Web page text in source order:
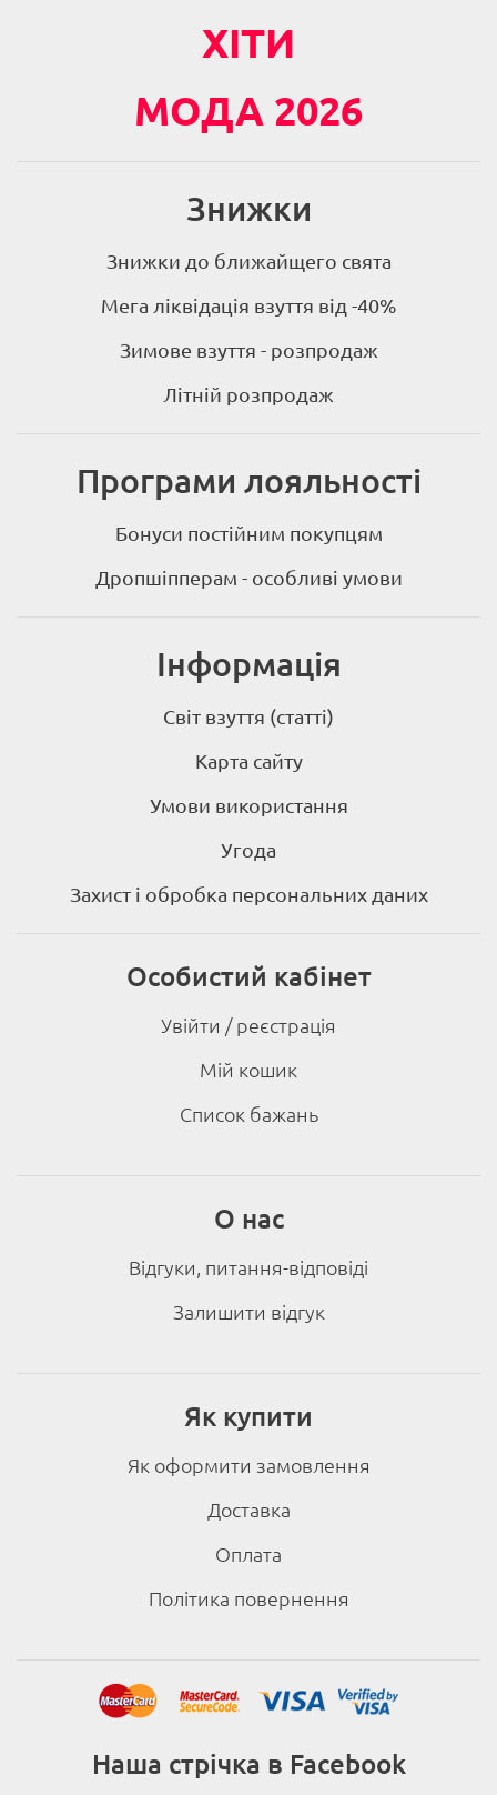
ХІТИ
МОДА 2026
Знижки
Знижки до ближайщего свята
Мега ліквідація взуття від -40%
Зимове взуття - розпродаж
Літній розпродаж
Програми лояльності
Бонуси постійним покупцям
Дропшіпперам - особливі умови
Інформація
Світ взуття (статті)
Карта сайту
Умови використання
Угода
Захист і обробка персональних даних
Особистий кабінет
Увійти / реєстрація
Мій кошик
Список бажань
О нас
Відгуки, питання-відповіді
Залишити відгук
Як купити
Як оформити замовлення
Доставка
Оплата
Політика повернення
Наша стрічка в Facebook